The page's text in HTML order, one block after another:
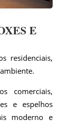
E
residenciais,
comerciais,
e espelhos
moderno e